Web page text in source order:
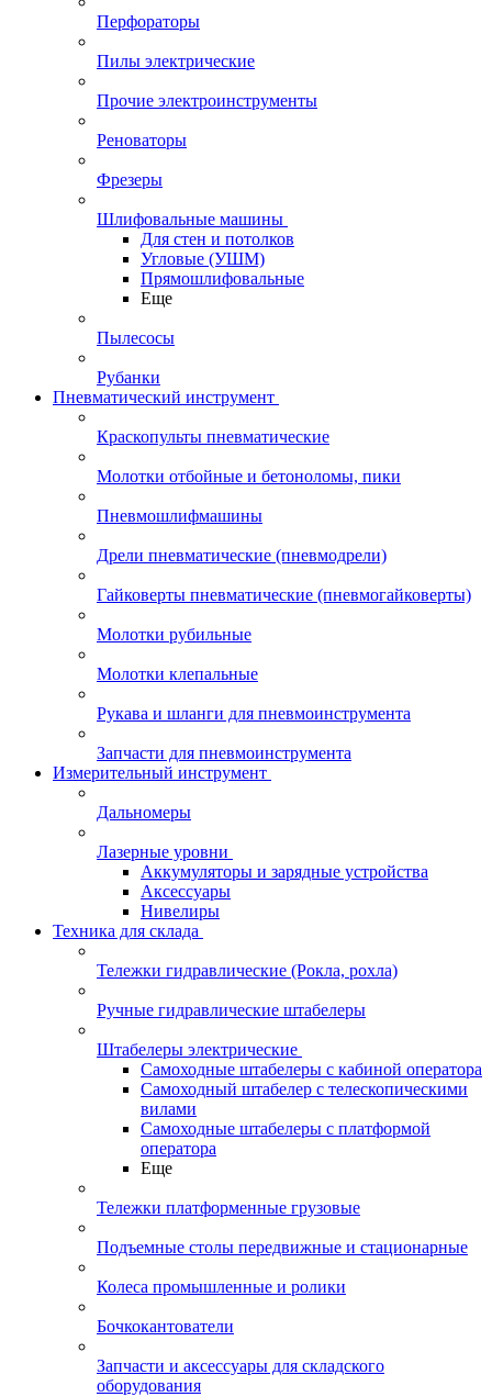
Перфораторы
Пилы электрические
Прочие электроинструменты
Реноваторы
Фрезеры
Шлифовальные машины
Для стен и потолков
Угловые (УШМ)
Прямошлифовальные
Еще
Пылесосы
Рубанки
Пневматический инструмент
Краскопульты пневматические
Молотки отбойные и бетоноломы, пики
Пневмошлифмашины
Дрели пневматические (пневмодрели)
Гайковерты пневматические (пневмогайковерты)
Молотки рубильные
Молотки клепальные
Рукава и шланги для пневмоинструмента
Запчасти для пневмоинструмента
Измерительный инструмент
Дальномеры
Лазерные уровни
Аккумуляторы и зарядные устройства
Аксессуары
Нивелиры
Техника для склада
Тележки гидравлические (Рокла, рохла)
Ручные гидравлические штабелеры
Штабелеры электрические
Самоходные штабелеры с кабиной оператора
Самоходный штабелер с телескопическими
вилами
Самоходные штабелеры с платформой
оператора
Еще
Тележки платформенные грузовые
Подъемные столы передвижные и стационарные
Колеса промышленные и ролики
Бочкокантователи
Запчасти и аксессуары для складского
оборудования